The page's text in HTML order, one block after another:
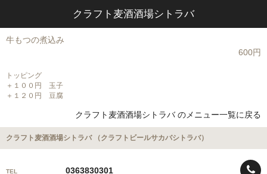
クラフト麦酒酒場シトラバ
牛もつの煮込み
600円
トッピング
＋１００円 玉子
＋１２０円 豆腐
クラフト麦酒酒場シトラバ のメニュー一覧に戻る
クラフト麦酒酒場シトラバ （クラフトビールサカバシトラバ）
TEL 0363830301